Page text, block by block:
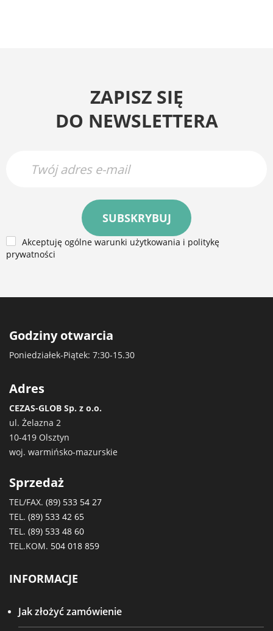
ZAPISZ SIĘ
DO NEWSLETTERA
SUBSKRYBUJ
Akceptuję ogólne warunki użytkowania i politykę
prywatności
Godziny otwarcia
Poniedziałek-Piątek: 7:30-15.30
Adres
CEZAS-GLOB Sp. z o.o.
ul. Żelazna 2
10-419 Olsztyn
woj. warmińsko-mazurskie
Sprzedaż
TEL/FAX. (89) 533 54 27
TEL. (89) 533 42 65
TEL. (89) 533 48 60
TEL.KOM. 504 018 859
INFORMACJE
Jak złożyć zamówienie